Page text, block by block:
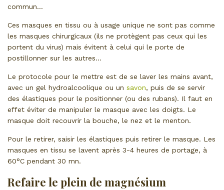
commun…
Ces masques en tissu ou à usage unique ne sont pas comme
les masques chirurgicaux (ils ne protègent pas ceux qui les
portent du virus) mais évitent à celui qui le porte de
postillonner sur les autres…
Le protocole pour le mettre est de se laver les mains avant,
avec un gel hydroalcoolique ou un savon, puis de se servir
des élastiques pour le positionner (ou des rubans). Il faut en
effet éviter de manipuler le masque avec les doigts. Le
masque doit recouvrir la bouche, le nez et le menton.
Pour le retirer, saisir les élastiques puis retirer le masque. Les
masques en tissu se lavent après 3-4 heures de portage, à
60°C pendant 30 mn.
Refaire le plein de magnésium